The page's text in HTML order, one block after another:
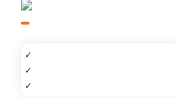
✓
✓
✓